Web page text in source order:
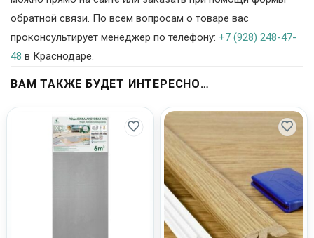
обратной связи. По всем вопросам о товаре вас
проконсультирует менеджер по телефону: +7 (928) 248-47-
48 в Краснодаре.
ВАМ ТАКЖЕ БУДЕТ ИНТЕРЕСНО…